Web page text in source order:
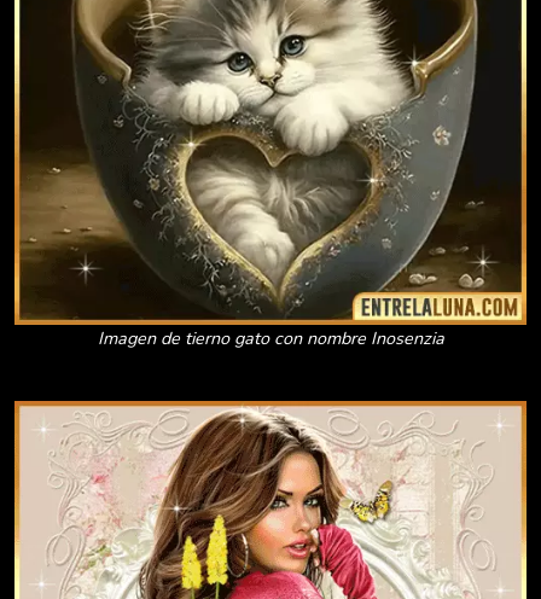
Imagen de tierno gato con nombre Inosenzia